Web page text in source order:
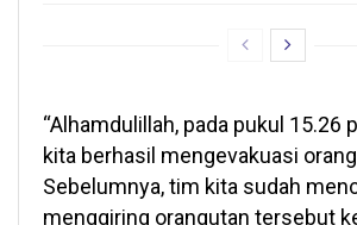
“Alhamdulillah, pada pukul 15.26
kita berhasil mengevakuasi
Sebelumnya, tim kita sudah
menggiring orangutan tersebut